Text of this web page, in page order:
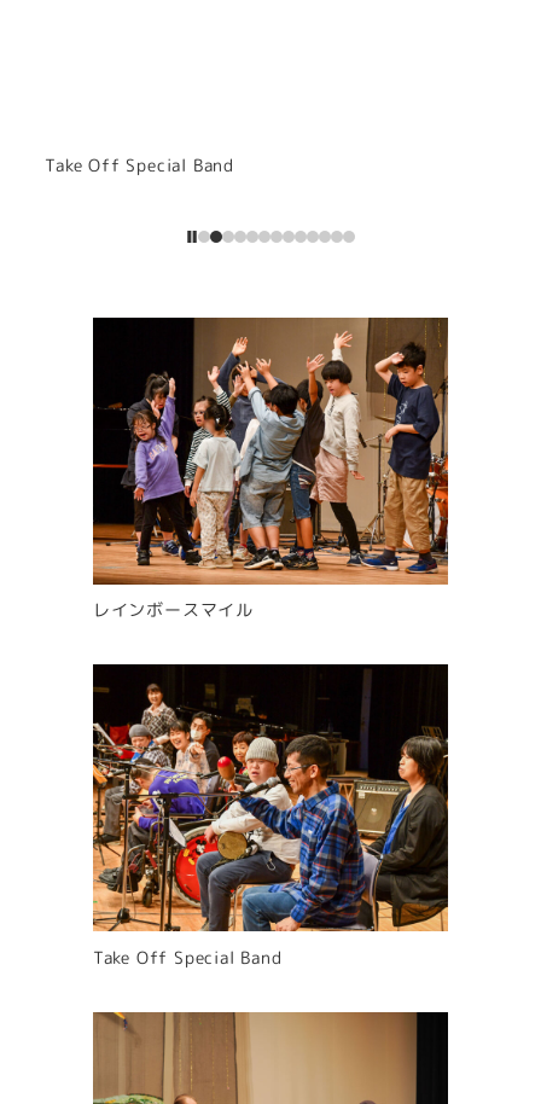
Take Off Special Band
レインボースマイル
Take Off Special Band